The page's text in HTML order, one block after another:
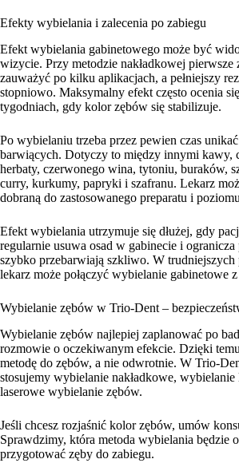
Efekty wybielania i zalecenia po zabiegu
Efekt wybielania gabinetowego może być
wizycie. Przy metodzie nakładkowej pierwsze
zauważyć po kilku aplikacjach, a pełniejszy
stopniowo. Maksymalny efekt często ocenia
tygodniach, gdy kolor zębów się stabilizuje.
Po wybielaniu trzeba przez pewien czas
barwiących. Dotyczy to między innymi kawy,
herbaty, czerwonego wina, tytoniu, buraków,
curry, kurkumy, papryki i szafranu. Lekarz
dobraną do zastosowanego preparatu i
Efekt wybielania utrzymuje się dłużej, gdy
regularnie usuwa osad w gabinecie i
szybko przebarwiają szkliwo. W trudniejszych
lekarz może połączyć wybielanie gabinetowe
Wybielanie zębów w Trio-Dent –
Wybielanie zębów najlepiej zaplanować po
rozmowie o oczekiwanym efekcie. Dzięki
metodę do zębów, a nie odwrotnie. W Trio-
stosujemy wybielanie nakładkowe,
laserowe wybielanie zębów.
Jeśli chcesz rozjaśnić kolor zębów, umów
Sprawdzimy, która metoda wybielania będzie
przygotować zęby do zabiegu.